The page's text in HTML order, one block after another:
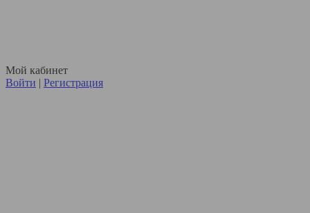
Мой кабинет
Войти | Регистрация